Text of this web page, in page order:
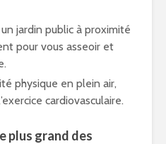
jardin public à proximité
pour vous asseoir et
physique en plein air,
cardiovasculaire.
plus grand des